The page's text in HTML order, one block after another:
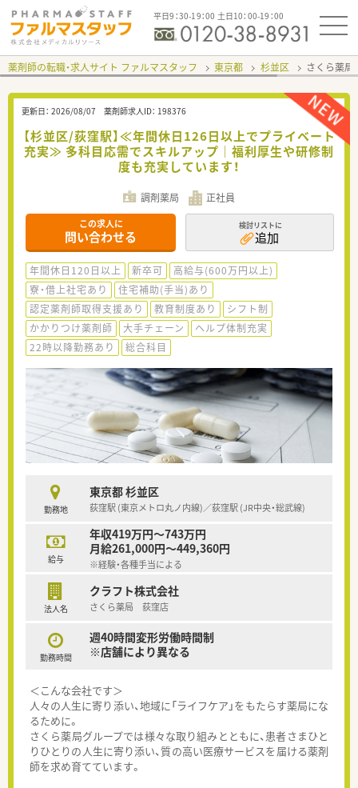
平日9：30-19：00 土日10：00-19：00
薬剤師の転職・求人サイト ファルマスタッフ 東京都 杉並区 さくら薬
更新日： 2026/08/07 薬剤師求人ID： 198376
【杉並区/荻窪駅】≪年間休日126日以上でプライベート
充実≫ 多科目応需でスキルアップ｜福利厚生や研修制
度も充実しています！
調剤薬局 正社員
この求人に
問い合わせる
検討リストに
追加
年間休日120日以上 新卒可
高給与(600万円以上)
寮・借上社宅あり
住宅補助(手当)あり
認定薬剤師取得支援あり
教育制度あり
シフト制
かかりつけ薬剤師
大手チェーン
ヘルプ体制充実
22時以降勤務あり
総合科目
勤務地
東京都 杉並区
荻窪駅 (東京メトロ丸ノ内線)／荻窪駅 (JR中央・総武線)
給与
年収419万円～743万円
月給261,000円～449,360円
※経験・各種手当による
法人名
クラフト株式会社
さくら薬局 荻窪店
勤務時間
週40時間変形労働時間制
※店舗により異なる
＜こんな会社です＞
人々の人生に寄り添い、地域に「ライフケア」をもたらす薬局にな
るために。
さくら薬局グループでは様々な取り組みとともに、患者さまひと
りひとりの人生に寄り添い、質の高い医療サービスを届ける薬剤
師を求め育てています。